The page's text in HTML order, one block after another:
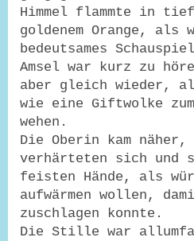
Himmel flammte in
goldenem Orange, als
bedeutsames
Amsel war kurz zu
aber gleich wieder,
wie eine Giftwolke
wehen.
Die Oberin kam
verhärteten sich und
feisten Hände, als
aufwärmen wollen,
zuschlagen konnte.
Die Stille war